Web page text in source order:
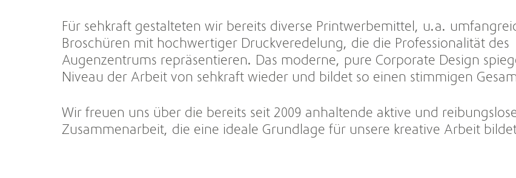
Für sehkraft gestalteten wir bereits diverse Printwerbemittel, u.a.
Broschüren mit hochwertiger Druckveredelung, die die Professionalität des
Augenzentrums repräsentieren. Das moderne, pure Corporate Design
Niveau der Arbeit von sehkraft wieder und bildet so einen stimmigen
Wir freuen uns über die bereits seit 2009 anhaltende aktive und
Zusammenarbeit, die eine ideale Grundlage für unsere kreative Arbeit